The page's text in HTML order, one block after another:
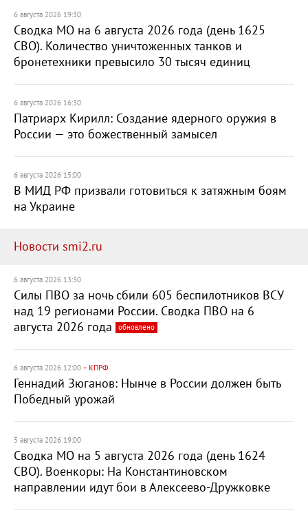
6 августа 2026 19:30
Сводка МО на 6 августа 2026 года (день 1625
СВО). Количество уничтоженных танков и
бронетехники превысило 30 тысяч единиц
6 августа 2026 16:30
Патриарх Кирилл: Создание ядерного оружия в
России — это божественный замысел
6 августа 2026 15:00
В МИД РФ призвали готовиться к затяжным боям
на Украине
Новости smi2.ru
6 августа 2026 13:30
Силы ПВО за ночь сбили 605 беспилотников ВСУ
над 19 регионами России. Сводка ПВО на 6
августа 2026 года
обновлено
6 августа 2026 12:00 – КПРФ
Геннадий Зюганов: Нынче в России должен быть
Победный урожай
5 августа 2026 19:00
Сводка МО на 5 августа 2026 года (день 1624
СВО). Военкоры: На Константиновском
направлении идут бои в Алексеево-Дружковке